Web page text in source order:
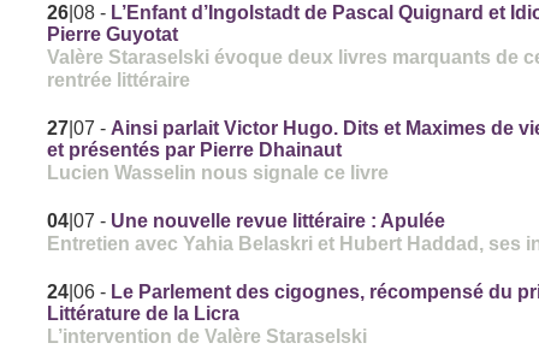
26 |08 - L’Enfant d’Ingolstadt de Pascal Quignard et
Pierre Guyotat
Valère Staraselski évoque deux livres marquants de
rentrée littéraire
27 |07 - Ainsi parlait Victor Hugo. Dits et Maximes de
et présentés par Pierre Dhainaut
Lucien Wasselin nous signale ce livre
04 |07 - Une nouvelle revue littéraire : Apulée
Entretien avec Yahia Belaskri et Hubert Haddad, ses
24 |06 - Le Parlement des cigognes, récompensé du
Littérature de la Licra
L’intervention de Valère Staraselski